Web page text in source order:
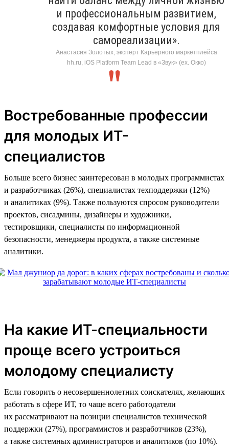
и профессиональным развитием,
создавая комфортные условия для
самореализации».
Анастасия Золотых, эксперт Карьерного маркетплейса
hh.ru, iOS Platform Team Lead в «Звук» (ex. Окко)
Востребованные профессии
для молодых ИТ-
специалистов
Больше всего бизнес заинтересован в молодых программистах
и разработчиках (26%), специалистах техподдержки (12%)
и аналитиках (9%). Также пользуются спросом руководители
проектов, сисадмины, дизайнеры и художники,
тестировщики, специалисты по информационной
безопасности, менеджеры продукта, а также системные
аналитики.
На какие ИТ-специальности
проще всего устроиться
молодому специалисту
Если говорить о несовершеннолетних соискателях, желающих
работать в сфере ИТ, то чаще всего работодатели
их рассматривают на позиции специалистов технической
поддержки (27%), программистов и разработчиков (23%),
а также системных администраторов и аналитиков (по 10%).